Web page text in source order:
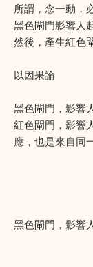
所謂，念一動，
黑色閘門影響人
然後，產生紅色
以因果論
黑色閘門，影響
紅色閘門，影響
應，也是來自同
黑色閘門，影響